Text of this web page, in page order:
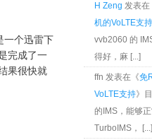
一个迅雷下
完成了一
果很快就
H Zeng 发表在
机的VoLTE支持
vvb2060 的
得好，麻 [...]
ffn 发表在《免
VoLTE支持》
的IMS，能够
TurboIMS， [...]